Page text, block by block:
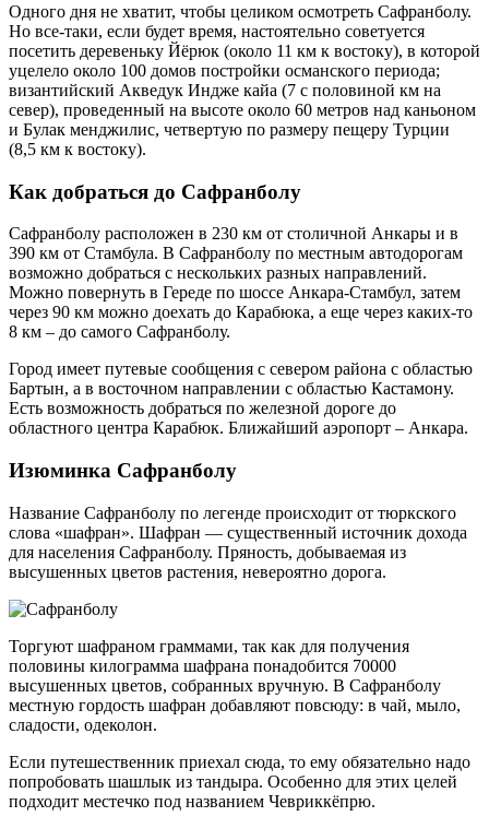
Одного дня не хватит, чтобы целиком осмотреть Сафранболу.
Но все-таки, если будет время, настоятельно советуется
посетить деревеньку Йёрюк (около 11 км к востоку), в которой
уцелело около 100 домов постройки османского периода;
византийский Акведук Индже кайа (7 с половиной км на
север), проведенный на высоте около 60 метров над каньоном
и Булак менджилис, четвертую по размеру пещеру Турции
(8,5 км к востоку).
Как добраться до Сафранболу
Сафранболу расположен в 230 км от столичной Анкары и в
390 км от Стамбула. В Сафранболу по местным автодорогам
возможно добраться с нескольких разных направлений.
Можно повернуть в Гереде по шоссе Анкара-Стамбул, затем
через 90 км можно доехать до Карабюка, а еще через каких-то
8 км – до самого Сафранболу.
Город имеет путевые сообщения с севером района с областью
Бартын, а в восточном направлении с областью Кастамону.
Есть возможность добраться по железной дороге до
областного центра Карабюк. Ближайший аэропорт – Анкара.
Изюминка Сафранболу
Название Сафранболу по легенде происходит от тюркского
слова «шафран». Шафран — существенный источник дохода
для населения Сафранболу. Пряность, добываемая из
высушенных цветов растения, невероятно дорога.
Торгуют шафраном граммами, так как для получения
половины килограмма шафрана понадобится 70000
высушенных цветов, собранных вручную. В Сафранболу
местную гордость шафран добавляют повсюду: в чай, мыло,
сладости, одеколон.
Если путешественник приехал сюда, то ему обязательно надо
попробовать шашлык из тандыра. Особенно для этих целей
подходит местечко под названием Чевриккёпрю.